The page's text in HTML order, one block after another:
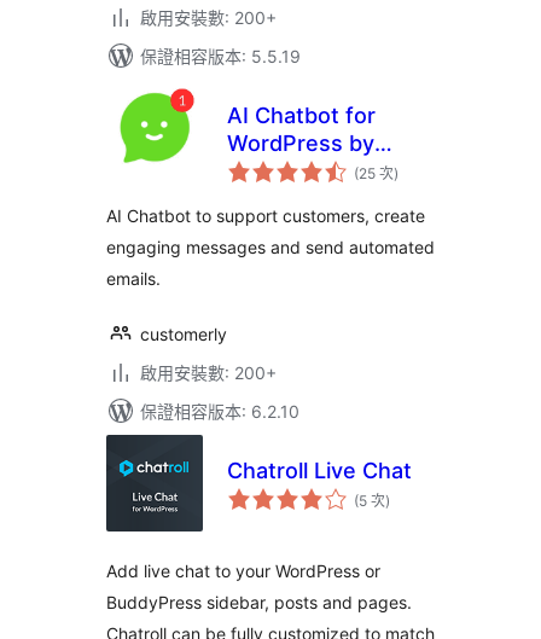
啟用安裝數: 200+
保證相容版本: 5.5.19
AI Chatbot for
WordPress by
Customerly (25 次評
分
數
)
AI Chatbot to support customers, create
engaging messages and send automated
emails.
customerly
啟用安裝數: 200+
保證相容版本: 6.2.10
Chatroll Live Chat
(5 次評
分)
Add live chat to your WordPress or
BuddyPress sidebar, posts and pages.
Chatroll can be fully customized to match